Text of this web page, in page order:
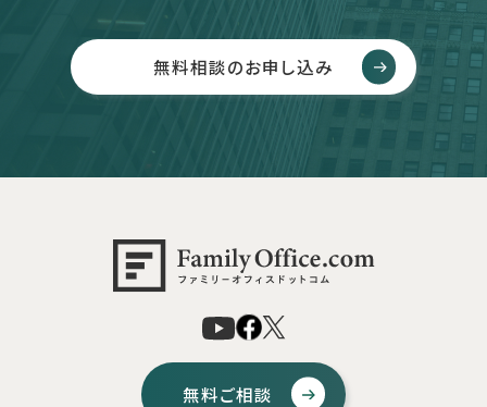
無料相談のお申し込み
無料ご相談